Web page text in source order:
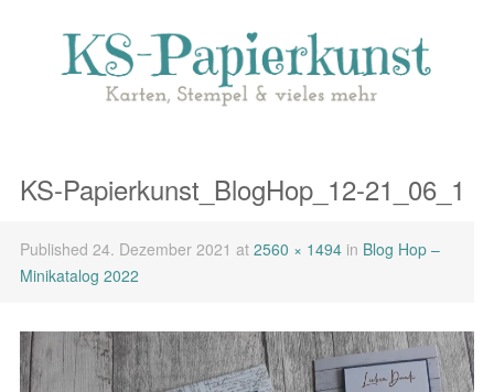
KS-Papierkunst_BlogHop_12-21_06_1
Published 24. Dezember 2021 at 2560 × 1494 in Blog Hop –
Minikatalog 2022